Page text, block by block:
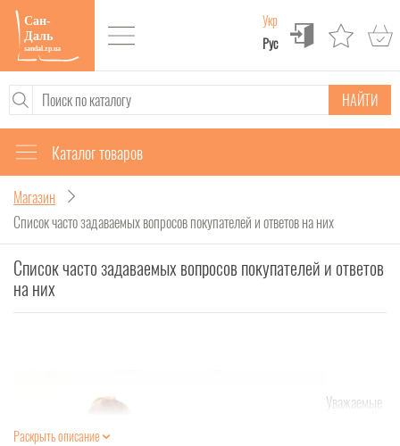
Укр
Рус
НАЙТИ
Каталог товаров
Магазин
Список часто задаваемых вопросов покупателей и ответов на них
Список часто задаваемых вопросов покупателей и ответов
на них
Уважаемые
Раскрыть описание